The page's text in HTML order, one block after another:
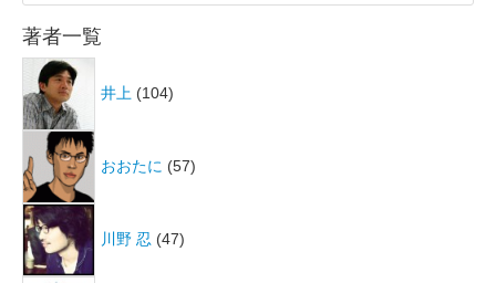
著者一覧
井上 (104)
おおたに (57)
川野 忍 (47)